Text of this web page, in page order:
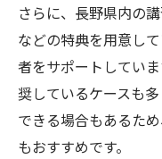
さらに、長野県内の
などの特典を用意し
者をサポートしてい
奨しているケースも
できる場合もあるた
もおすすめです。